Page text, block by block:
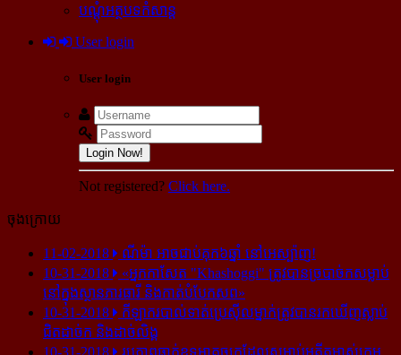
បណ្ដុំអត្ថបទកំសាន្ដ
User login
User login
Login Now!
Not registered? Click here.
ចុងក្រោយ
11-02-2018
ណីម៉ា អាច​ជាប់​គុក​៦ឆ្នាំ នៅ​អេស្ប៉ាញ!
10-31-2018
«អ្នក​កាសែត "Khashoggi" ត្រូវ​បាន​ច្របាច់ក​សម្លាប់​
នៅ​ក្នុង​ស្ថាន​ភារធារី និង​កាត់​បំបែក​សព»
10-31-2018
កីឡាករ​បាល់ទាត់​ប្រេស៊ីល​ម្នាក់​ត្រូវ​បាន​រក​ឃើញ​ស្លាប់​
ជិត​ដាច់ក និង​ដាច់​លិង្គ